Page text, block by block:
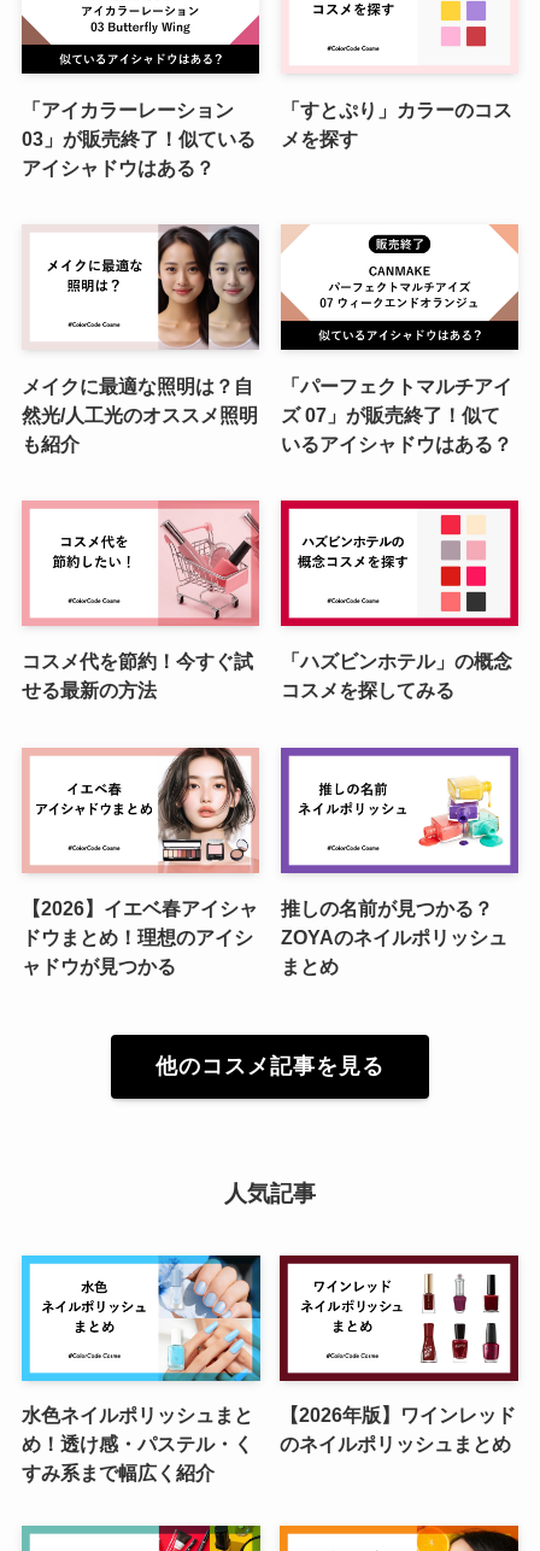
「アイカラーレーション
03」が販売終了！似ている
アイシャドウはある？
「すとぷり」カラーのコス
メを探す
メイクに最適な照明は？自
然光/人工光のオススメ照明
も紹介
「パーフェクトマルチアイ
ズ 07」が販売終了！似て
いるアイシャドウはある？
コスメ代を節約！今すぐ試
せる最新の方法
「ハズビンホテル」の概念
コスメを探してみる
【2026】イエベ春アイシャ
ドウまとめ！理想のアイシ
ャドウが見つかる
推しの名前が見つかる？
ZOYAのネイルポリッシュ
まとめ
他のコスメ記事を見る
人気記事
水色ネイルポリッシュまと
め！透け感・パステル・く
すみ系まで幅広く紹介
【2026年版】ワインレッド
のネイルポリッシュまとめ